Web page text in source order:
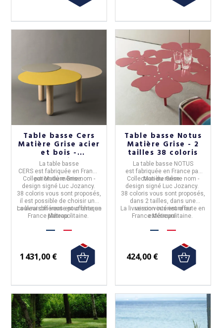
Table basse Cers
Matière Grise acier
et bois -
personnalisable
La table basse
CERS est fabriquée en France
parMatière Grise.
Collection du même nom -
design signé Luc Jozancy.
38 coloris vous sont proposés,
il est possible de choisir une
couleur différente pour chaque
plateau.
La livraison vous est offerte en
France Métropolitaine.
1 431,00 €
Table basse Notus
Matière Grise - 2
tailles 38 coloris
La table basse NOTUS
est fabriquée en France par
Matière Grise.
Collection du même nom -
design signé Luc Jozancy.
38 coloris vous sont proposés,
dans 2 tailles, dans une
version intérieure ou
extérieure.
La livraison vous est offerte en
France Métropolitaine.
424,00 €